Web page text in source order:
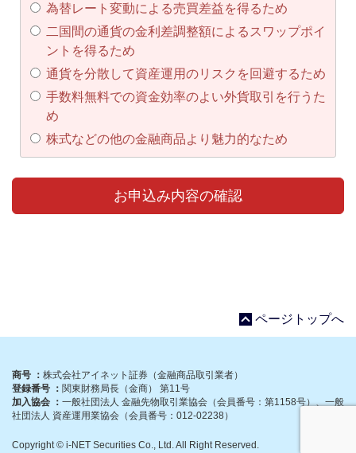
為替レート変動による売買差益を得るため
二国間の通貨の金利差調整額によるスワップポイ
ントを得るため
通貨を分散して資産運用のリスクを回避するため
手数料無料での資金効率のよい外貨取引を行うた
め
株式などの他の金融商品より魅力的なため
ページトップへ
商号 ： 株式会社アイネット証券（金融商品取引業者）
登録番号 ： 関東財務局長（金商） 第11号
加入協会 ： 一般社団法人 金融先物取引業協会（会員番号：第1158号）、一般
社団法人 資産運用業協会（会員番号：012-02238）
Copyright © i-NET Securities Co., Ltd. All Right Reserved.